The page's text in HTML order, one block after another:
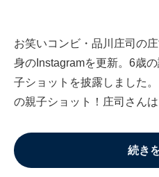
お笑いコンビ・品川庄司の
身のInstagramを更新。6歳
子ショットを披露しました
の親子ショット！庄司さん
続き